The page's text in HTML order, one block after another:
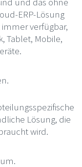
ERP-Lösung
immer verfügbar,
Tablet, Mobile,
Lösung, die
wird.